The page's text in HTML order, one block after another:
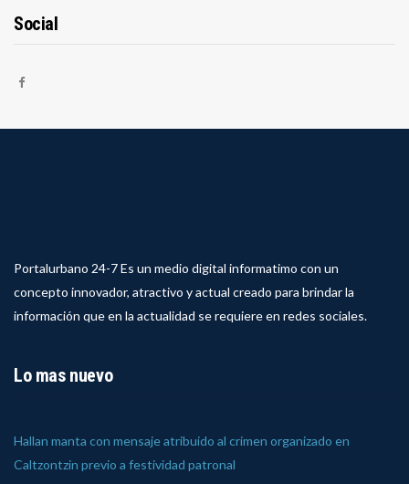
Social
Portalurbano 24-7 Es un medio digital informatimo con un
concepto innovador, atractivo y actual creado para brindar la
información que en la actualidad se requiere en redes sociales.
Lo mas nuevo
Hallan manta con mensaje atribuido al crimen organizado en
Caltzontzin previo a festividad patronal